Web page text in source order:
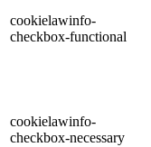
cookielawinfo-
checkbox-functional
cookielawinfo-
checkbox-necessary